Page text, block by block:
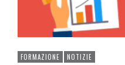
FORMAZIONE NOTIZIE